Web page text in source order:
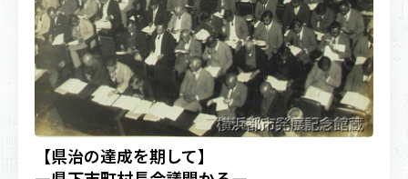
【県治の達成を期して】